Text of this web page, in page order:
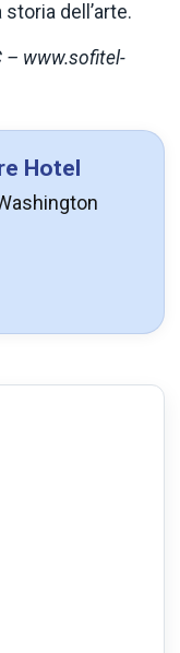
dell’arte.
– www.sofitel-
Hotel